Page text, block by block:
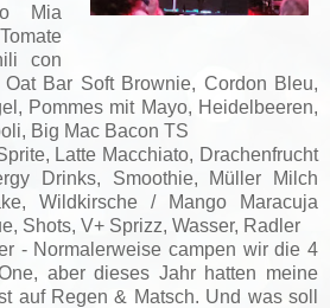
Mia
con
Bar Soft Brownie, Cordon Bleu,
Pommes mit Mayo, Heidelbeeren,
Big Mac Bacon TS
Latte Macchiato, Drachenfrucht
Drinks, Smoothie, Müller Milch
Wildkirsche / Mango Maracuja
Shots, V+ Sprizz, Wasser, Radler
- Normalerweise campen wir die 4
aber dieses Jahr hatten meine
auf Regen & Matsch. Und was soll